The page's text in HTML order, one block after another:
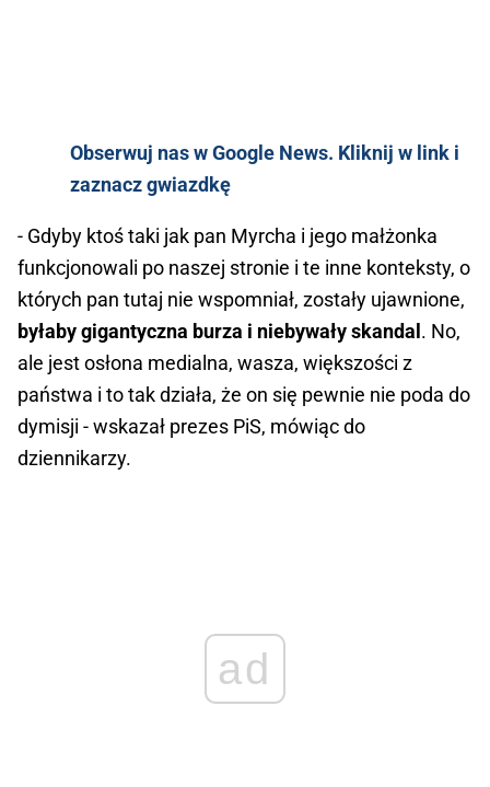
Obserwuj nas w Google News. Kliknij w link i
zaznacz gwiazdkę
- Gdyby ktoś taki jak pan Myrcha i jego małżonka
funkcjonowali po naszej stronie i te inne konteksty, o
których pan tutaj nie wspomniał, zostały ujawnione,
byłaby gigantyczna burza i niebywały skandal . No,
ale jest osłona medialna, wasza, większości z
państwa i to tak działa, że on się pewnie nie poda do
dymisji - wskazał prezes PiS, mówiąc do
dziennikarzy.
ad